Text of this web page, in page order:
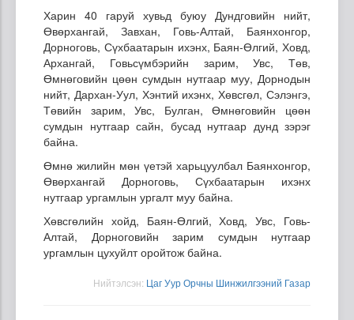
Харин 40 гаруй хувьд буюу Дундговийн нийт,
Өвөрхангай, Завхан, Говь-Алтай, Баянхонгор,
Дорноговь, Сүхбаатарын ихэнх, Баян-Өлгий, Ховд,
Архангай, Говьсүмбэрийн зарим, Увс, Төв,
Өмнөговийн цөөн сумдын нутгаар муу, Дорнодын
нийт, Дархан-Уул, Хэнтий ихэнх, Хөвсгөл, Сэлэнгэ,
Төвийн зарим, Увс, Булган, Өмнөговийн цөөн
сумдын нутгаар сайн, бусад нутгаар дунд зэрэг
байна.
Өмнө жилийн мөн үетэй харьцуулбал Баянхонгор,
Өвөрхангай Дорноговь, Сүхбаатарын ихэнх
нутгаар ургамлын ургалт муу байна.
Хөвсгөлийн хойд, Баян-Өлгий, Ховд, Увс, Говь-
Алтай, Дорноговийн зарим сумдын нутгаар
ургамлын цухуйлт оройтож байна.
Нийтэлсэн: Цаг Уур Орчны Шинжилгээний Газар